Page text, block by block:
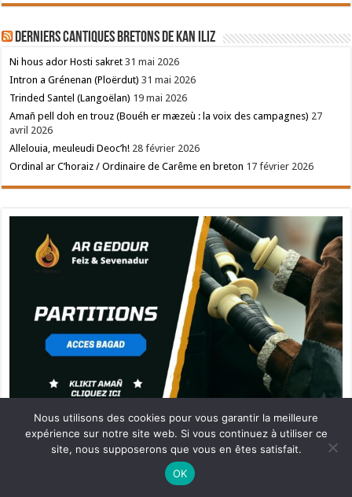
Derniers cantiques bretons de Kan Iliz
Ni hous ador Hosti sakret 31 mai 2026
Intron a Grénenan (Ploërdut) 31 mai 2026
Trinded Santel (Langoëlan) 19 mai 2026
Amañ pell doh en trouz (Bouéh er mæzeù : la voix des campagnes) 27
avril 2026
Allelouia, meuleudi Deoc’h! 28 février 2026
Ordinal ar C’horaiz / Ordinaire de Carême en breton 17 février 2026
Ne manquez pas la nouveauté de Bernard Rio "LA REVOLUTION DES
CLIQUEZ ICI POUR EN SAVOIR PLUS
Nous utilisons des cookies pour vous garantir la meilleure
expérience sur notre site web. Si vous continuez à utiliser ce
site, nous supposerons que vous en êtes satisfait.
OK